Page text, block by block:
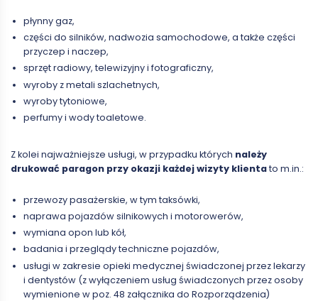
płynny gaz,
części do silników, nadwozia samochodowe, a także części
przyczep i naczep,
sprzęt radiowy, telewizyjny i fotograficzny,
wyroby z metali szlachetnych,
wyroby tytoniowe,
perfumy i wody toaletowe.
Z kolei najważniejsze usługi, w przypadku których należy
drukować paragon przy okazji każdej wizyty klientato m.in.:
przewozy pasażerskie, w tym taksówki,
naprawa pojazdów silnikowych i motorowerów,
wymiana opon lub kół,
badania i przeglądy techniczne pojazdów,
usługi w zakresie opieki medycznej świadczonej przez lekarzy
i dentystów (z wyłączeniem usług świadczonych przez osoby
wymienione w poz. 48 załącznika do Rozporządzenia)